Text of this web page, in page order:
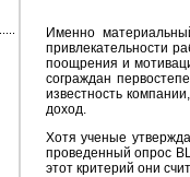
Именно
привлекательности
поощрения и
сограждан
известность
доход.
Хотя ученые
проведенный опрос
этот критерий они